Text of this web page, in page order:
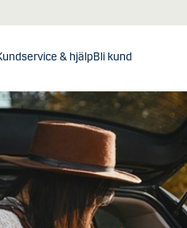
& hjälpBli kund